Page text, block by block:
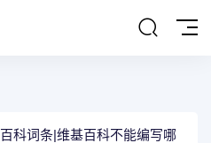
科词条|维基百科不能编写哪